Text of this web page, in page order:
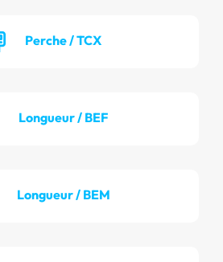
Perche / TCX
Longueur / BEF
Longueur / BEM